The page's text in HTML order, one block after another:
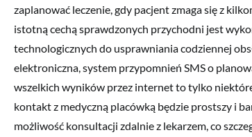
zaplanować leczenie, gdy pacjent zmaga się z
istotną cechą sprawdzonych przychodni jest
technologicznych do usprawniania codziennej
elektroniczna, system przypomnień SMS o
wszelkich wyników przez internet to tylko
kontakt z medyczną placówką będzie prostszy i
możliwość konsultacji zdalnie z lekarzem, co